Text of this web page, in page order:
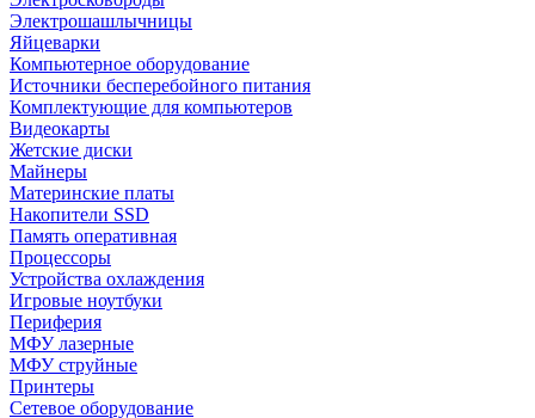
Электрошашлычницы
Яйцеварки
Компьютерное оборудование
Источники бесперебойного питания
Комплектующие для компьютеров
Видеокарты
Жетские диски
Майнеры
Материнские платы
Накопители SSD
Память оперативная
Процессоры
Устройства охлаждения
Игровые ноутбуки
Периферия
МФУ лазерные
МФУ струйные
Принтеры
Сетевое оборудование